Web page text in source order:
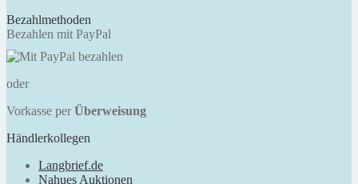
Bezahlmethoden
Bezahlen mit PayPal
oder
Vorkasse per Überweisung
Händlerkollegen
Langbrief.de
Nahues Auktionen